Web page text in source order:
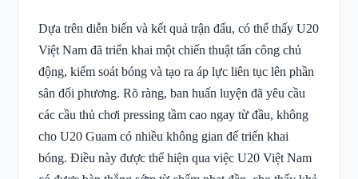
Dựa trên diễn biến và kết quả trận đấu, có thể thấy U20
Việt Nam đã triển khai một chiến thuật tấn công chủ
động, kiểm soát bóng và tạo ra áp lực liên tục lên phần
sân đối phương. Rõ ràng, ban huấn luyện đã yêu cầu
các cầu thủ chơi pressing tầm cao ngay từ đầu, không
cho U20 Guam có nhiều không gian để triển khai
bóng. Điều này được thể hiện qua việc U20 Việt Nam